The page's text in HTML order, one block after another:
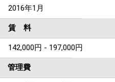
2016年1月
賃 料
142,000円 - 197,000円
管理費